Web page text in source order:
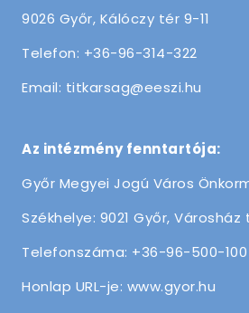
9026 Győr, Kálóczy tér 9-11
Telefon: +36-96-314-322
Email: titkarsag@eeszi.hu
Az intézmény fenntartója:
Győr Megyei Jogú Város
Székhelye: 9021 Győr, Városház
Telefonszáma: +36-96-500-100
Honlap URL-je: www.gyor.hu